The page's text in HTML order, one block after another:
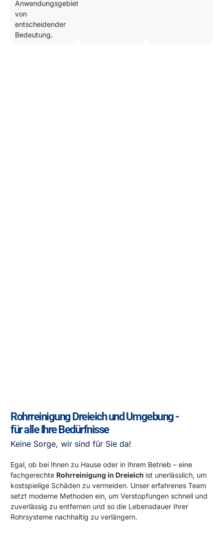
Anwendungsgebiete
von
entscheidender
Bedeutung.
Rohrreinigung Dreieich und Umgebung -
für alle Ihre Bedürfnisse
Keine Sorge, wir sind für Sie da!
Egal, ob bei Ihnen zu Hause oder in Ihrem Betrieb – eine
fachgerechte Rohrreinigung in Dreieich ist unerlässlich, um
kostspielige Schäden zu vermeiden. Unser erfahrenes Team
setzt moderne Methoden ein, um Verstopfungen schnell und
zuverlässig zu entfernen und so die Lebensdauer Ihrer
Rohrsysteme nachhaltig zu verlängern.